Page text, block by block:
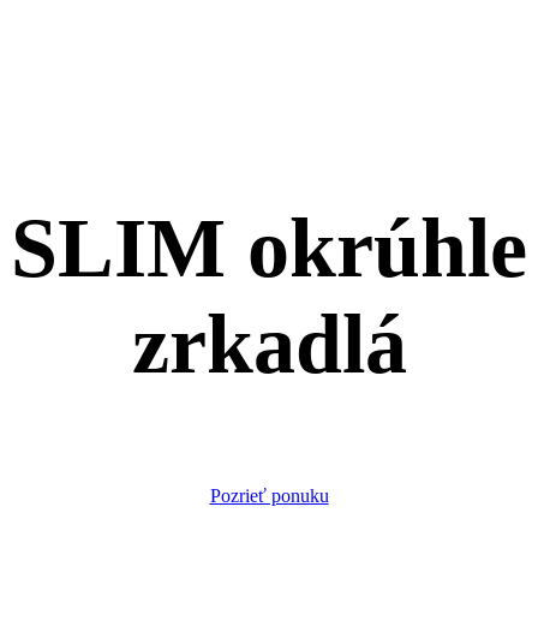
SLIM okrúhle
zrkadlá
Pozrieť ponuku